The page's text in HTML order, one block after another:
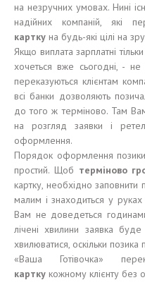
на незручних умовах. Нині
надійних компаній, які
картку на будь-які цілі на
Якщо виплата зарплатні
хочеться вже сьогодні, -
переказуються клієнтам
всі банки дозволяють
до того ж терміново. Там
на розгляд заявки і
оформлення.
Порядок оформлення
простий. Щоб терміново
картку, необхідно заповнити
малим і знаходиться у руках
Вам не доведеться
лічені хвилини заявка
хвилюватися, оскільки
«Ваша Готівочка»
картку кожному клієнту без